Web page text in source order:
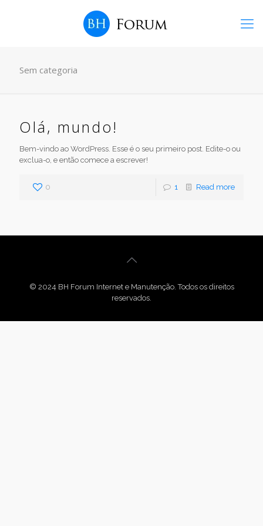
Sem categoria
Olá, mundo!
Bem-vindo ao WordPress. Esse é o seu primeiro post. Edite-o ou
exclua-o, e então comece a escrever!
0 1 Read more
© 2024 BH Forum Internet e Manutenção. Todos os direitos
reservados.